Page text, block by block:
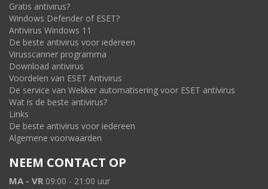
Gratis antivirus?
Windows Defender of ESET?
Antivirus Windows 11
De beste antivirus voor iedereen
Virusscanner programma
Download antivirus
Voordelen van ESET Antivirus
De service van Wekker automatisering voor ESET antivirus
Wat is de beste antivirus?
Links
De beste antivirus voor iedereen
Algemene voorwaarden
NEEM CONTACT OP
MA - VR 09:00 - 21:00 uur